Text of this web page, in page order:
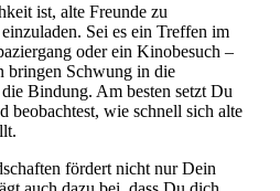
ist, alte Freunde zu
Sei es ein Treffen im
oder ein Kinobesuch –
bringen Schwung in die
Bindung. Am besten setzt Du
beobachtest, wie schnell sich alte
fördert nicht nur Dein